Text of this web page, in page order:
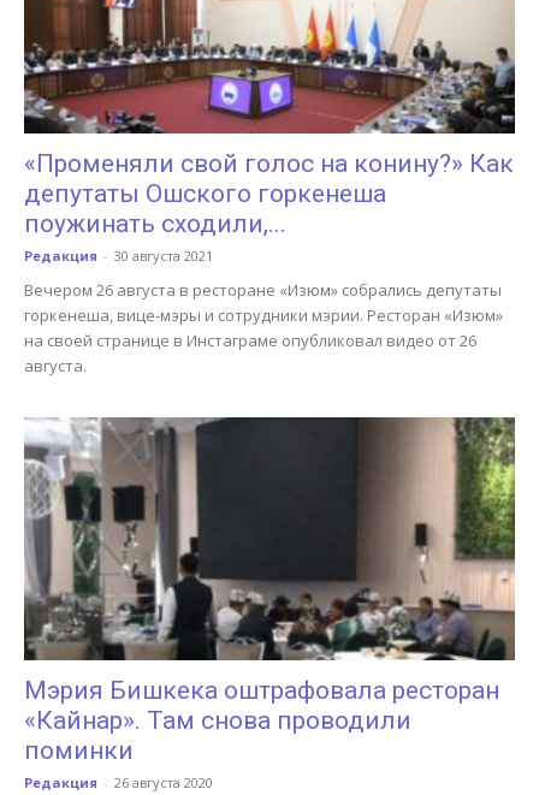
«Променяли свой голос на конину?» Как
депутаты Ошского горкенеша
поужинать сходили,...
Редакция - 30 августа 2021
Вечером 26 августа в ресторане «Изюм» собрались депутаты
горкенеша, вице-мэры и сотрудники мэрии. Ресторан «Изюм»
на своей странице в Инстаграме опубликовал видео от 26
августа.
Мэрия Бишкека оштрафовала ресторан
«Кайнар». Там снова проводили
поминки
Редакция - 26 августа 2020